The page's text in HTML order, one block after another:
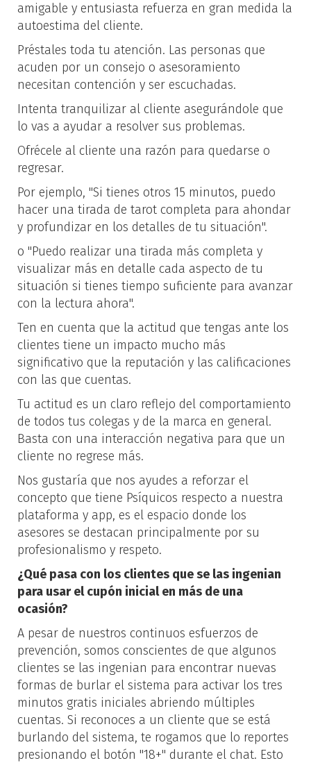
amigable y entusiasta refuerza en gran medida la
autoestima del cliente.
Préstales toda tu atención. Las personas que
acuden por un consejo o asesoramiento
necesitan contención y ser escuchadas.
Intenta tranquilizar al cliente asegurándole que
lo vas a ayudar a resolver sus problemas.
Ofrécele al cliente una razón para quedarse o
regresar.
Por ejemplo, "Si tienes otros 15 minutos, puedo
hacer una tirada de tarot completa para ahondar
y profundizar en los detalles de tu situación".
o "Puedo realizar una tirada más completa y
visualizar más en detalle cada aspecto de tu
situación si tienes tiempo suficiente para avanzar
con la lectura ahora".
Ten en cuenta que la actitud que tengas ante los
clientes tiene un impacto mucho más
significativo que la reputación y las calificaciones
con las que cuentas.
Tu actitud es un claro reflejo del comportamiento
de todos tus colegas y de la marca en general.
Basta con una interacción negativa para que un
cliente no regrese más.
Nos gustaría que nos ayudes a reforzar el
concepto que tiene Psíquicos respecto a nuestra
plataforma y app, es el espacio donde los
asesores se destacan principalmente por su
profesionalismo y respeto.
¿Qué pasa con los clientes que se las ingenian
para usar el cupón inicial en más de una
ocasión?
A pesar de nuestros continuos esfuerzos de
prevención, somos conscientes de que algunos
clientes se las ingenian para encontrar nuevas
formas de burlar el sistema para activar los tres
minutos gratis iniciales abriendo múltiples
cuentas. Si reconoces a un cliente que se está
burlando del sistema, te rogamos que lo reportes
presionando el botón "18+" durante el chat. Esto